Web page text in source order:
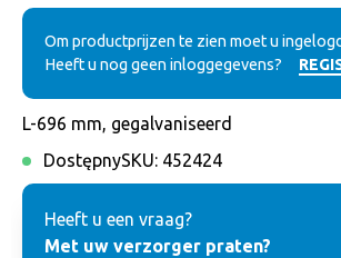
Om productprijzen te zien moet u
Heeft u nog geen inloggegevens?
L-696 mm, gegalvaniseerd
DostępnySKU: 452424
Heeft u een vraag?
Met uw verzorger praten?